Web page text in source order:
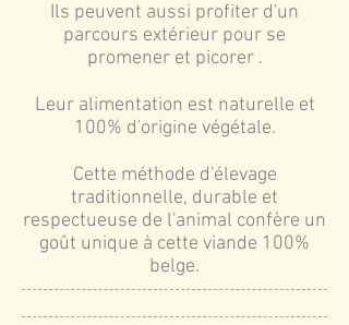
Ils peuvent aussi profiter d'un
parcours extérieur pour se
promener et picorer .
Leur alimentation est naturelle et
100% d'origine végétale.
Cette méthode d'élevage
traditionnelle, durable et
respectueuse de l'animal confère un
goût unique à cette viande 100%
belge.